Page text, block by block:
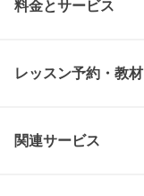
料金とサービス
レッスン予約・教材
関連サービス